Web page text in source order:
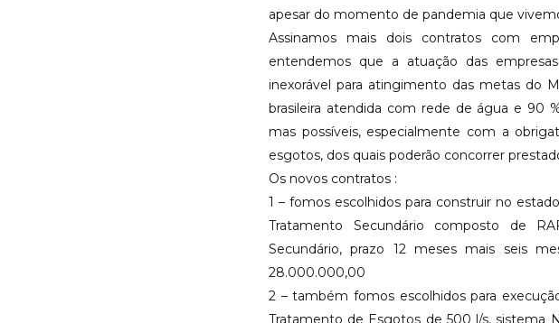
apesar do momento de pandemia que
Assinamos mais dois contratos com
entendemos que a atuação das
inexorável para atingimento das metas do
brasileira atendida com rede de água e 90
mas possíveis, especialmente com a
esgotos, dos quais poderão concorrer
Os novos contratos :
1 – fomos escolhidos para construir no
Tratamento Secundário composto de
Secundário, prazo 12 meses mais seis
28.000.000,00
2 – também fomos escolhidos para
Tratamento de Esgotos de 500 l/s, sistema